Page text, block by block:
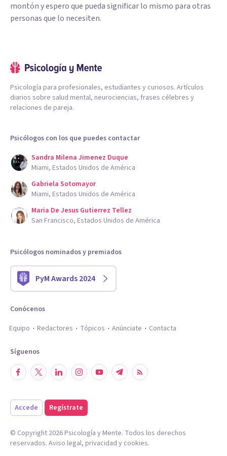
montón y espero que pueda significar lo mismo para otras
personas que lo necesiten.
Psicología para profesionales, estudiantes y curiosos. Artículos
diarios sobre salud mental, neurociencias, frases célebres y
relaciones de pareja.
Psicólogos con los que puedes contactar
Sandra Milena Jimenez Duque
Miami, Estados Unidos de América
Gabriela Sotomayor
Miami, Estados Unidos de América
Maria De Jesus Gutierrez Tellez
San Francisco, Estados Unidos de América
Psicólogos nominados y premiados
PyM Awards 2024
Conócenos
Equipo
Redactores Tópicos Anúnciate Contacta
Síguenos
Accede Regístrate
© Copyright 2026Psicología y Mente. Todos los derechos
reservados. Aviso legal, privacidad y cookies.